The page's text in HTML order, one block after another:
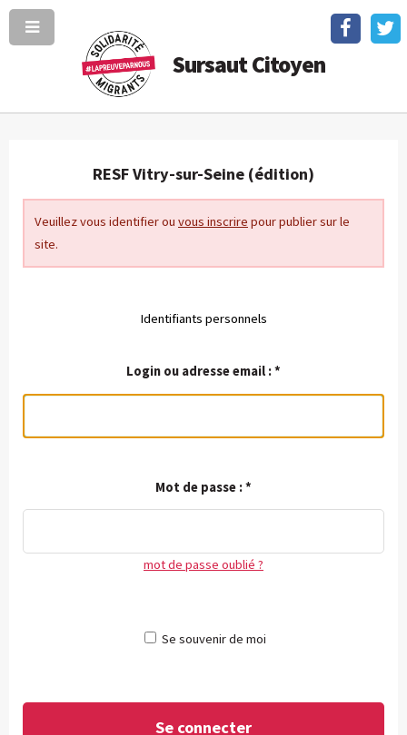
Sursaut Citoyen
RESF Vitry-sur-Seine (édition)
Veuillez vous identifier ou vous inscrire pour publier sur le
site.
Identifiants personnels
Login ou adresse email :*
Mot de passe :*
mot de passe oublié ?
Se souvenir de moi